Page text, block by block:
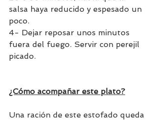
salsa haya reducido y espesado un
poco.
4- Dejar reposar unos minutos
fuera del fuego. Servir con perejil
picado.
¿Cómo acompañar este plato?
Una ración de este estofado queda